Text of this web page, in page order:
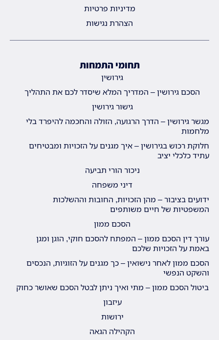
מדיניות פרטיות
הצהרת נגישות
תחומי התמחות
גירושין
הסכם גירושין – המדריך המלא שיסדר לכם את התהליך
גישור גירושין
מגשר גירושין – הדרך הרגועה, הזולה והחכמה להיפרד בלי
מלחמות
חלוקת רכוש בגירושין – איך מגנים על הזכויות ומבטיחים
עתיד כלכלי יציב
ניכור הורי תביעה
דיני משפחה
ידועים בציבור – מהן הזכויות, החובות וההשלכות
המשפטיות של חיים משותפים
הסכם ממון
עורך דין הסכם ממון – המפתח להסכם חוקי, הוגן ומגן
באמת על הזכויות שלכם
הסכם ממון לאחר נישואין – כך מגנים על הזוגיות, הנכסים
והשקט הנפשי
ביטול הסכם ממון – מתי ואיך ניתן לבטל הסכם שאושר כחוק
עיזבון
ירושות
הקהילה הגאה